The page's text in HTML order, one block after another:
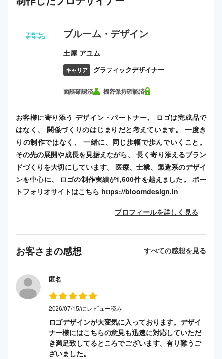
ブルーム・デザイン
土屋 アユム
キャリア グラフィックデザイナー
面談確認済 機密保持確認済
お客様に寄り添う デザイン・パートナー。 ロゴは完成品で
はなく、 関係づくりのはじまりだと考えています。 一度き
りの制作ではなく、 一緒に、同じ歩幅で歩んでいくこと。
その先の展開や成長を見据えながら、 長く寄り添えるブラン
ドづくりを大切にしています。 医療、士業、製造系のデザイ
ンを中心に、 ロゴの制作実績が1,500件を越えました。 ポー
トフォリオサイトはこちら https://bloomdesign.in
プロフィールを詳しく見る
お客さまの感想 すべての感想を見る
匿名
2026/07/15/にレビュー済み
ロゴデザインが大変気に入っております。デザイ
ナー様にはこちらの意見も迅速に対応していただ
き満足致してるところでございます。有り難うご
ざいました。